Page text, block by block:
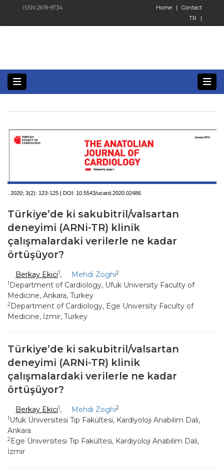
ISSN 2619-9734 Contact
Home
|
TR
|
. 2020; 3(2): 123-125 | DOI: 10.5543/ucard.2020.02486
Türkiye’de ki sakubitril/valsartan
deneyimi (ARNi-TR) klinik
çalışmalardaki verilerle ne kadar
örtüşüyor?
Berkay Ekici1, Mehdi Zoghi2
1 Department of Cardiology, Ufuk University Faculty of
Medicine, Ankara, Turkey
2Department of Cardiology, Ege University Faculty of
Medicine, İzmir, Turkey
Türkiye’de ki sakubitril/valsartan
deneyimi (ARNi-TR) klinik
çalışmalardaki verilerle ne kadar
örtüşüyor?
Berkay Ekici1, Mehdi Zoghi2
1 Ufuk Üniversitesi Tıp Fakültesi, Kardiyoloji Anabilim Dalı,
Ankara
2Ege Üniversitesi Tıp Fakültesi, Kardiyoloji Anabilim Dalı,
İzmir